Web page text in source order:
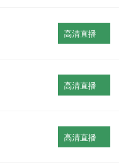
高清直播
高清直播
高清直播